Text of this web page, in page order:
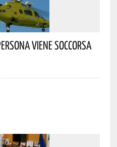
Viene Soccorsa